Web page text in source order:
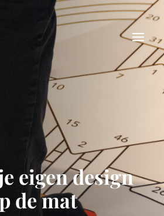
eigen design
de mat